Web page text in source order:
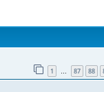
1 … 87 88